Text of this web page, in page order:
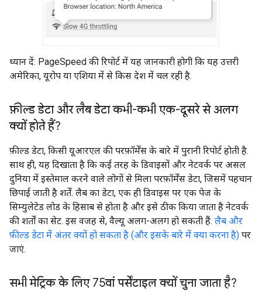
ध्यान दें: PageSpeed की रिपोर्ट में यह जानकारी होगी कि यह उत्तरी
अमेरिका, यूरोप या एशिया में से किस देश में चल रही है.
फ़ील्ड डेटा और लैब डेटा कभी-कभी एक-दूसरे से अलग
क्यों होते हैं?
फ़ील्ड डेटा, किसी यूआरएल की परफ़ॉर्मेंस के बारे में पुरानी रिपोर्ट होती है.
साथ ही, यह दिखाता है कि कई तरह के डिवाइसों और नेटवर्क पर असल
दुनिया में इस्तेमाल करने वाले लोगों से मिला परफ़ॉर्मेंस डेटा, जिसमें पहचान
छिपाई जाती है शर्तें. लैब का डेटा, एक ही डिवाइस पर एक पेज के
सिम्युलेटेड लोड के हिसाब से होता है और इसे ठीक किया जाता है नेटवर्क
की शर्तों का सेट. इस वजह से, वैल्यू अलग-अलग हो सकती हैं. लैब और
फ़ील्ड डेटा में अंतर क्यों हो सकता है (और इसके बारे में क्या करना है) पर
जाएं.
सभी मेट्रिक के लिए 75वां पर्सेंटाइल क्यों चुना जाता है?